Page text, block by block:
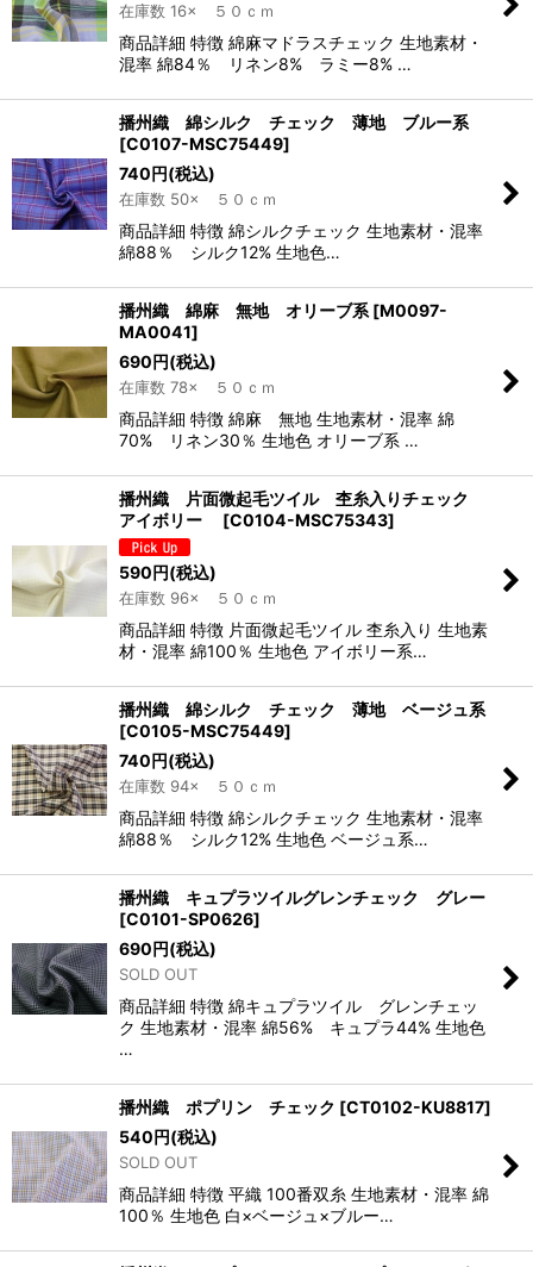
在庫数 16× ５０ｃｍ
商品詳細 特徴 綿麻マドラスチェック 生地素材・
混率 綿84％ リネン8% ラミー8% …
播州織 綿シルク チェック 薄地 ブルー系
[C0107-MSC75449]
740円(税込)
在庫数 50× ５０ｃｍ
商品詳細 特徴 綿シルクチェック 生地素材・混率
綿88％ シルク12% 生地色…
播州織 綿麻 無地 オリーブ系 [M0097-
MA0041]
690円(税込)
在庫数 78× ５０ｃｍ
商品詳細 特徴 綿麻 無地 生地素材・混率 綿
70% リネン30％ 生地色 オリーブ系 …
播州織 片面微起毛ツイル 杢糸入りチェック
アイボリー
[C0104-MSC75343]
590円(税込)
在庫数 96× ５０ｃｍ
商品詳細 特徴 片面微起毛ツイル 杢糸入り 生地素
材・混率 綿100％ 生地色 アイボリー系…
播州織 綿シルク チェック 薄地 ベージュ系
[C0105-MSC75449]
740円(税込)
在庫数 94× ５０ｃｍ
商品詳細 特徴 綿シルクチェック 生地素材・混率
綿88％ シルク12% 生地色 ベージュ系…
播州織 キュプラツイルグレンチェック グレー
[C0101-SP0626]
690円(税込)
SOLD OUT
商品詳細 特徴 綿キュプラツイル グレンチェッ
ク 生地素材・混率 綿56% キュプラ44% 生地色
…
播州織 ポプリン チェック [CT0102-KU8817]
540円(税込)
SOLD OUT
商品詳細 特徴 平織 100番双糸 生地素材・混率 綿
100％ 生地色 白×ベージュ×ブルー…